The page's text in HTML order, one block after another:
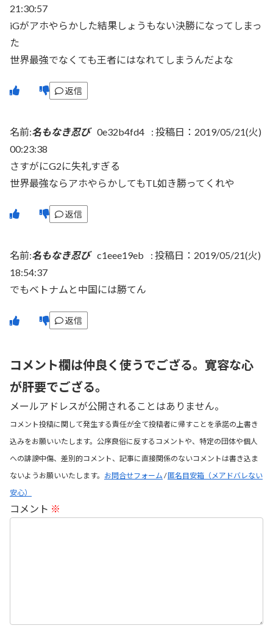
21:30:57
iGがアホやらかした結果しょうもない決勝になってしまっ
た
世界最強でなくても王者にはなれてしまうんだよな
返信
名前:名もなき忍び 0e32b4fd4 : 投稿日：2019/05/21(火)
00:23:38
さすがにG2に失礼すぎる
世界最強ならアホやらかしてもTL如き勝ってくれや
返信
名前:名もなき忍び c1eee19eb : 投稿日：2019/05/21(火)
18:54:37
でもベトナムと中国には勝てん
返信
コメント欄は仲良く使うでござる。寛容な心
が肝要でござる。
メールアドレスが公開されることはありません。
コメント投稿に関して発生する責任が全て投稿者に帰すことを承諾の上書き
込みをお願いいたします。公序良俗に反するコメントや、特定の団体や個人
への誹謗中傷、差別的コメント、記事に直接関係のないコメントは書き込ま
ないようお願いいたします。 お問合せフォーム /匿名目安箱（メアドバレない
安心）
コメント ※